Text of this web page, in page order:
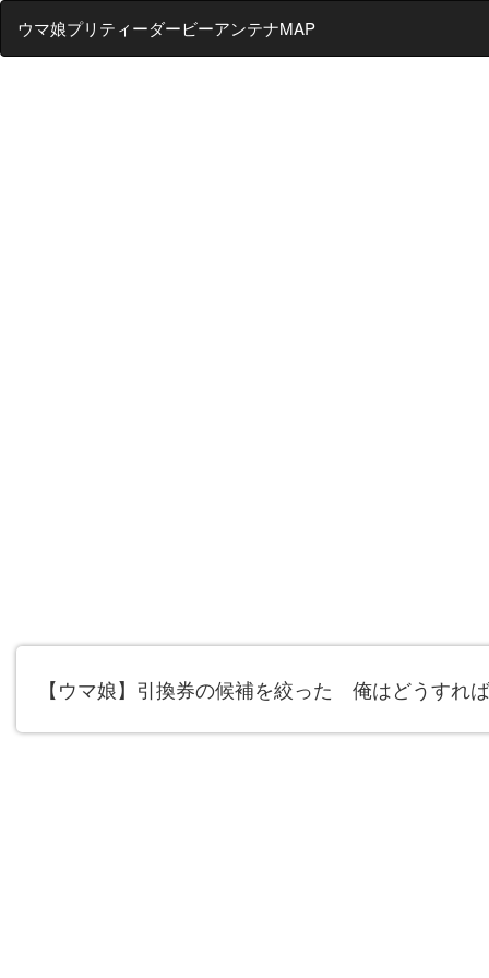
ウマ娘プリティーダービーアンテナMAP
【ウマ娘】引換券の候補を絞った 俺はどうすれ